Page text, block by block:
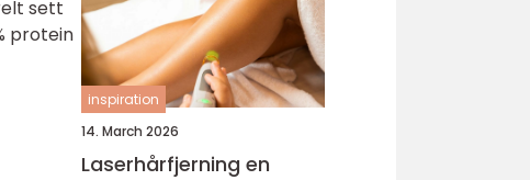
sett
protein
inspiration
14. March 2026
Laserhårfjerning en